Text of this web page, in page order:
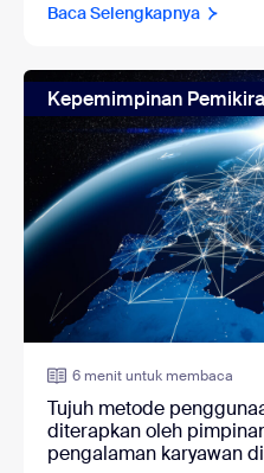
Baca Selengkapnya
Kepemimpinan
6 menit untuk membaca
Tujuh metode
diterapkan oleh
pengalaman karyawan